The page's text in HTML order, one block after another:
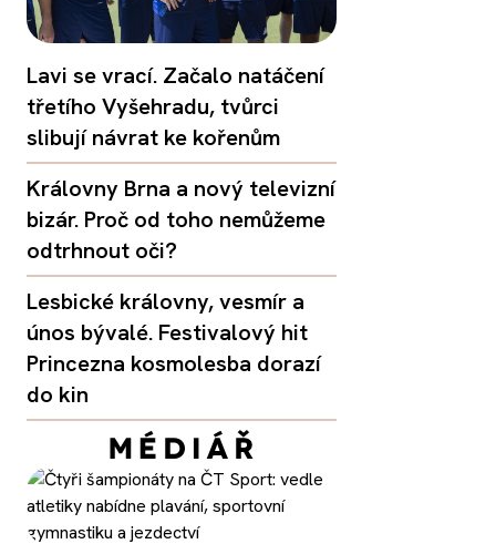
Lavi se vrací. Začalo natáčení
třetího Vyšehradu, tvůrci
slibují návrat ke kořenům
Královny Brna a nový televizní
bizár. Proč od toho nemůžeme
odtrhnout oči?
Lesbické královny, vesmír a
únos bývalé. Festivalový hit
Princezna kosmolesba dorazí
do kin